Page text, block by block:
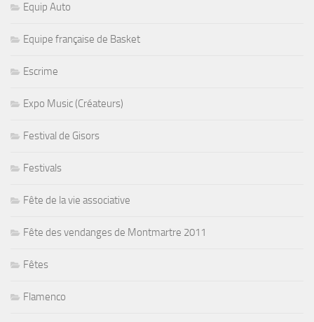
Equip Auto
Equipe française de Basket
Escrime
Expo Music (Créateurs)
Festival de Gisors
Festivals
Fête de la vie associative
Fête des vendanges de Montmartre 2011
Fêtes
Flamenco